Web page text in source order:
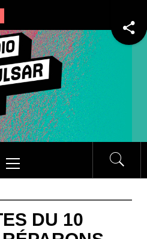
principal
DU 10